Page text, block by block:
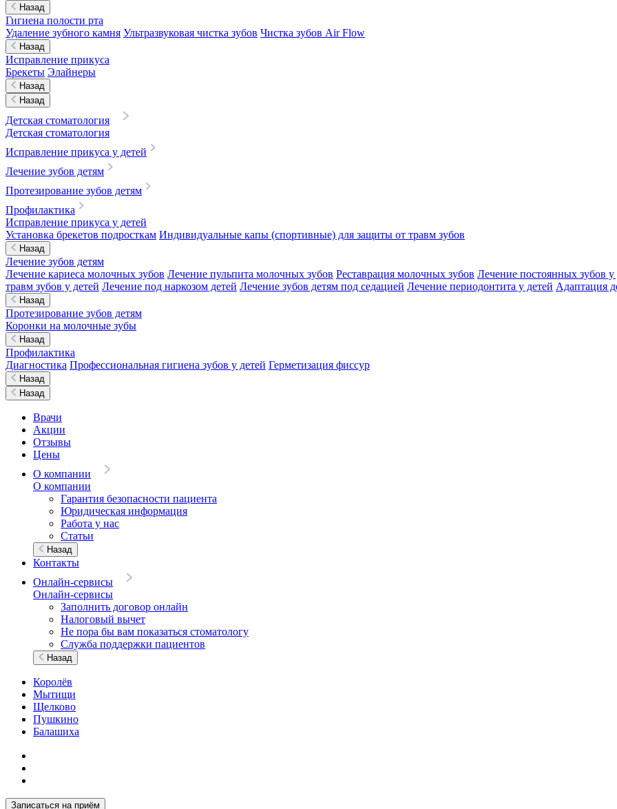
Назад
Гигиена полости рта
Удаление зубного камня Ультразвуковая чистка зубов Чистка зубов Air Flow
Назад
Исправление прикуса
Брекеты Элайнеры
Назад
Назад
Детская стоматология
Детская стоматология
Исправление прикуса у детей
Лечение зубов детям
Протезирование зубов детям
Профилактика
Исправление прикуса у детей
Установка брекетов подросткам Индивидуальные капы (спортивные) для защиты от травм зубов
Назад
Лечение зубов детям
Лечение кариеса молочных зубов Лечение пульпита молочных зубов Реставрация молочных зубов Лечение постоянных зубов у
травм зубов у детей Лечение под наркозом детей Лечение зубов детям под седацией Лечение периодонтита у детей Адаптация
Назад
Протезирование зубов детям
Коронки на молочные зубы
Назад
Профилактика
Диагностика Профессиональная гигиена зубов у детей Герметизация фиссур
Назад
Назад
Врачи
Акции
Отзывы
Цены
О компании
О компании
Гарантия безопасности пациента
Юридическая информация
Работа у нас
Статьи
Назад
Контакты
Онлайн-сервисы
Онлайн-сервисы
Заполнить договор онлайн
Налоговый вычет
Не пора бы вам показаться стоматологу
Служба поддержки пациентов
Назад
Королёв
Мытищи
Щелково
Пушкино
Балашиха
Записаться на приём